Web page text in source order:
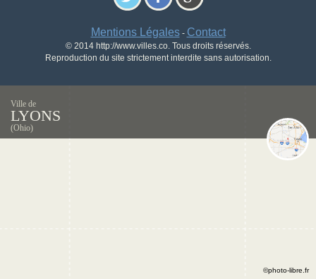
Mentions Légales- Contact
© 2014 http://www.villes.co. Tous droits réservés.
Reproduction du site strictement interdite sans autorisation.
Ville de
LYONS
(Ohio)
©photo-libre.fr